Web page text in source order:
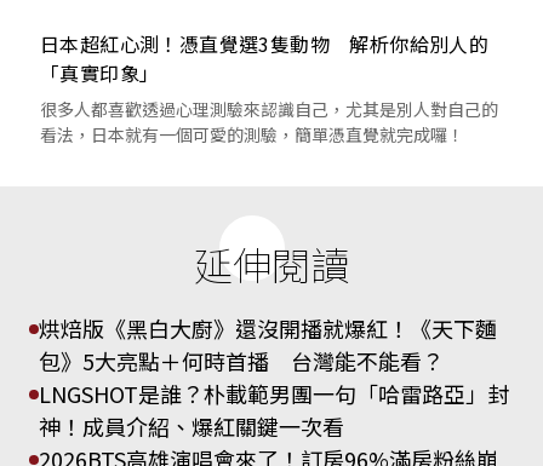
日本超紅心測！憑直覺選3隻動物 解析你給別人的
「真實印象」
很多人都喜歡透過心理測驗來認識自己，尤其是別人對自己的
看法，日本就有一個可愛的測驗，簡單憑直覺就完成囉！
延伸閱讀
烘焙版《黑白大廚》還沒開播就爆紅！《天下麵
包》5大亮點＋何時首播 台灣能不能看？
LNGSHOT是誰？朴載範男團一句「哈雷路亞」封
神！成員介紹、爆紅關鍵一次看
2026BTS高雄演唱會來了！訂房96%滿房粉絲崩